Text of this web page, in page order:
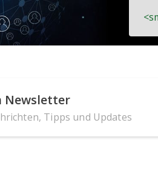
Newsletter
Tipps und Updates